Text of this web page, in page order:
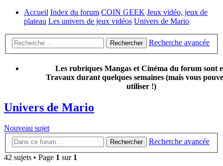
Accueil Index du forum COIN GEEK Jeux vidéo, jeux de
plateau Les univers de jeux vidéos Univers de Mario
Rechercher Recherche avancée
Les rubriques Mangas et Cinéma du forum sont
Travaux durant quelques semaines (mais vous
utiliser !)
Univers de Mario
Nouveau sujet
Rechercher
Recherche avancée
42 sujets • Page 1 sur 1